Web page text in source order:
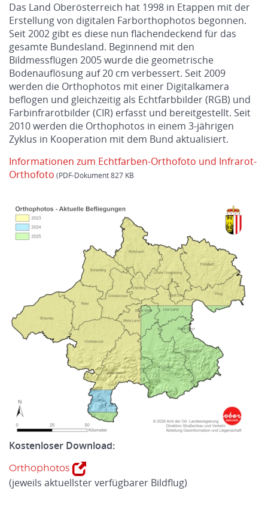
Das Land Oberösterreich hat 1998 in Etappen mit der
Erstellung von digitalen Farborthophotos begonnen.
Seit 2002 gibt es diese nun flächendeckend für das
gesamte Bundesland. Beginnend mit den
Bildmessflügen 2005 wurde die geometrische
Bodenauflösung auf 20 cm verbessert. Seit 2009
werden die Orthophotos mit einer Digitalkamera
beflogen und gleichzeitig als Echtfarbbilder (RGB) und
Farbinfrarotbilder (CIR) erfasst und bereitgestellt. Seit
2010 werden die Orthophotos in einem 3-jährigen
Zyklus in Kooperation mit dem Bund aktualisiert.
Informationen zum Echtfarben-Orthofoto und Infrarot-
Orthofoto
827 KB
Kostenloser Download:
Orthophotos
(jeweils aktuellster verfügbarer Bildflug)